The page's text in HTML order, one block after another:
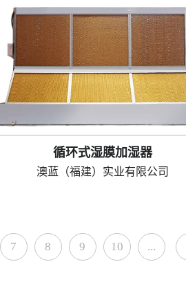
循环式湿膜加湿器
澳蓝（福建）实业有限公司
7 8 9 10 ...